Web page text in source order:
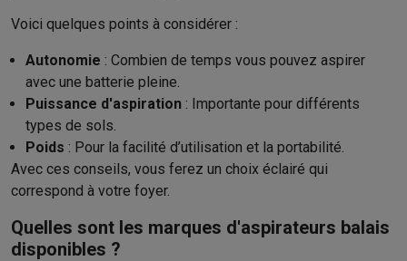
Voici quelques points à considérer :
Autonomie : Combien de temps vous pouvez aspirer
avec une batterie pleine.
Puissance d'aspiration : Importante pour différents
types de sols.
Poids : Pour la facilité d’utilisation et la portabilité.
Avec ces conseils, vous ferez un choix éclairé qui
correspond à votre foyer.
Quelles sont les marques d'aspirateurs balais
disponibles ?